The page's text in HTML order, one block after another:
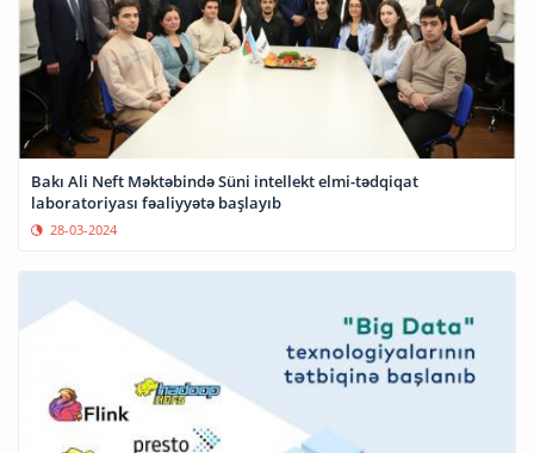
Bakı Ali Neft Məktəbində Süni intellekt elmi-tədqiqat
laboratoriyası fəaliyyətə başlayıb
28-03-2024